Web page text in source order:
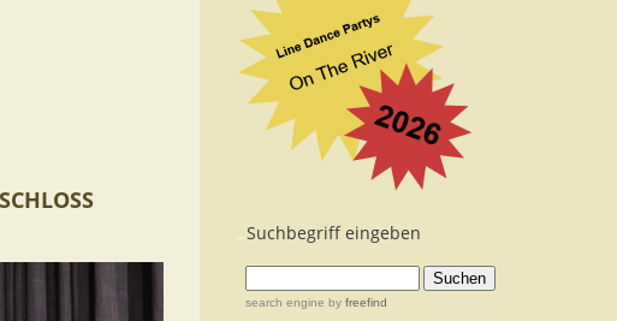
...Suchbegriff eingeben
search engine by freefind